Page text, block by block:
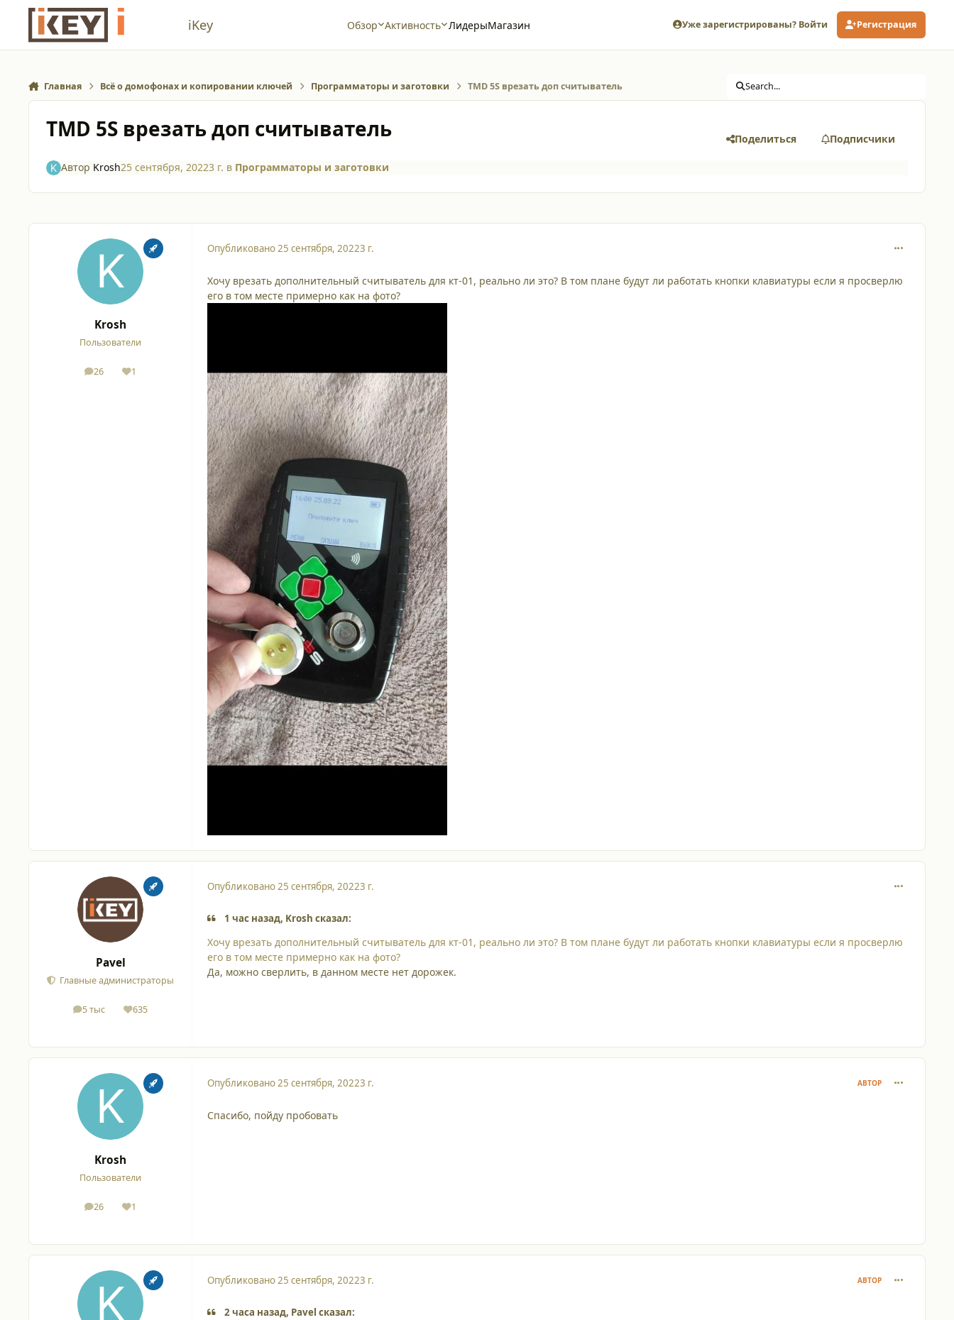
Перейти к содержанию
iKey Обзор Активность ЛидерыМагазин Уже зарегистрированы? Войти Регистрация
Главная Всё о домофонах и копировании ключей Программаторы и заготовки TMD 5S врезать доп считыватель Search...
TMD 5S врезать доп считыватель Поделиться Подписчики
Автор Krosh25 сентября, 20223 г. в Программаторы и заготовки
Krosh
Пользователи
26
сообщения
1
Репутация
Опубликовано25 сентября, 20223 г.
Хочу врезать дополнительный считыватель для кт-01, реально ли это? В том плане будут ли работать кнопки клавиатуры если я просверлю
его в том месте примерно как на фото?
Pavel
Главные администраторы
5 тыс
сообщения635
Репутация
Опубликовано25 сентября, 20223 г.
1 час назад, Krosh сказал:
Хочу врезать дополнительный считыватель для кт-01, реально ли это? В том плане будут ли работать кнопки клавиатуры если я просверлю
его в том месте примерно как на фото?
Да, можно сверлить, в данном месте нет дорожек.
Krosh
Пользователи
26
сообщения
1
Репутация
Опубликовано25 сентября, 20223 г. АВТОР
Спасибо, пойду пробовать
Опубликовано25 сентября, 20223 г. АВТОР
2 часа назад, Pavel сказал: